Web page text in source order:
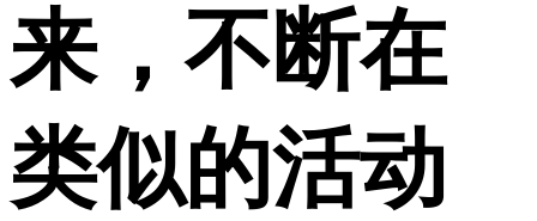
来，不断在
类似的活动